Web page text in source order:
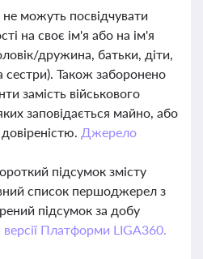
можуть посвідчувати
на своє ім'я або на ім'я
дружина, батьки, діти,
сестри). Також заборонено
замість військового
заповідається майно, або
Джерело
підсумок змісту
список першоджерел з
підсумок за добу
версії Платформи LIGA360.